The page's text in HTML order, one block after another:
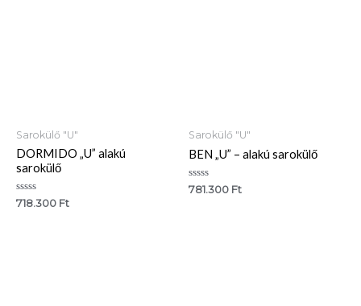
Sarokülő "U"
DORMIDO „U” alakú
sarokülő
Értékelés:
0
718.300 Ft
Sarokülő "U"
BEN „U” – alakú sarokülő
Értékelés:
0
781.300 Ft